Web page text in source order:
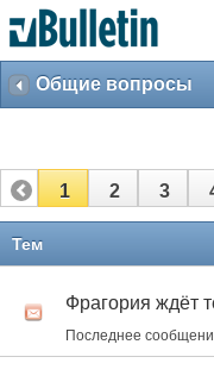
Общие вопросы
1 2 3
Тем
Фрагория ждёт
Последнее